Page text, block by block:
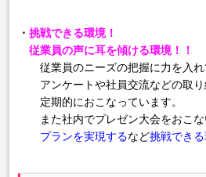
・挑戦できる環境！
従業員の声に耳を傾ける環境！！
従業員のニーズの把握に力を入れ
アンケートや社員交流などの取
定期的におこなっています。
また社内でプレゼン大会をおこな
プランを実現するなど挑戦でき